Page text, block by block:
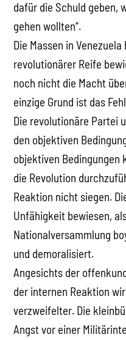
dafür die Schuld geben,
gehen wollten“.
Die Massen in
revolutionärer Reife
noch nicht die Macht
einzige Grund ist das
Die revolutionäre Partei
den objektiven
objektiven Bedingungen
die Revolution
Reaktion nicht siegen.
Unfähigkeit bewiesen,
Nationalversammlung
und demoralisiert.
Angesichts der
der internen Reaktion
verzweifelter. Die
Angst vor einer